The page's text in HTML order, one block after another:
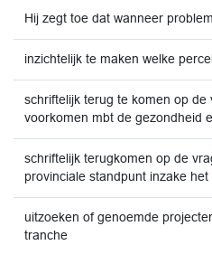
Hij zegt toe dat wanneer
inzichtelijk te maken welke
schriftelijk terug te komen op
voorkomen mbt de gezondheid
schriftelijk terugkomen op de
provinciale standpunt inzake
uitzoeken of genoemde
tranche